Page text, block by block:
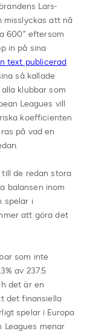
Lars-
misslyckas att nå
600” eftersom
in på sina
text publicerad
så kallade
klubbar som
Leagues vill
koefficienten
på vad en
de redan stora
balansen inom
spelar i
att göra det
som inte
av 237.5
det är en
det finansiella
spelar i Europa
Leagues menar